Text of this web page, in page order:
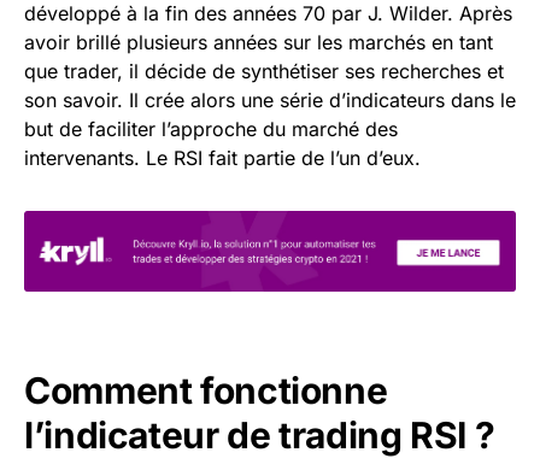
développé à la fin des années 70 par J. Wilder. Après
avoir brillé plusieurs années sur les marchés en tant
que trader, il décide de synthétiser ses recherches et
son savoir. Il crée alors une série d’indicateurs dans le
but de faciliter l’approche du marché des
intervenants. Le RSI fait partie de l’un d’eux.
Comment fonctionne
l’indicateur de trading RSI ?